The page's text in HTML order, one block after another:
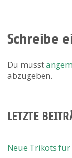
Schreibe
Du musst
abzugeben.
LETZTE
Neue Trikots für